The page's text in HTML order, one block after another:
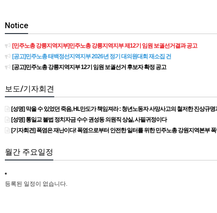
Notice
[민주노총 강릉지역지부]민주노총 강릉지역지부 제12기 임원 보궐선거결과 공고
[공고]민주노총 태백정선지역지부 2026년 정기 대의원대회 재소집 건
[공고]민주노총 강릉지역지부 12기 임원 보궐선거 후보자 확정 공고
보도/기자회견
[성명] 막을 수 있었던 죽음, HL만도가 책임져라 : 청년노동자 사망사고의 철저한 진상규
[성명] 통일교 불법 정치자금 수수 권성동 의원직 상실, 사필귀정이다
[기자회견] 폭염은 재난이다! 폭염으로부터 안전한 일터를 위한 민주노총 강원지역본부
월간 주요일정
등록된 일정이 없습니다.